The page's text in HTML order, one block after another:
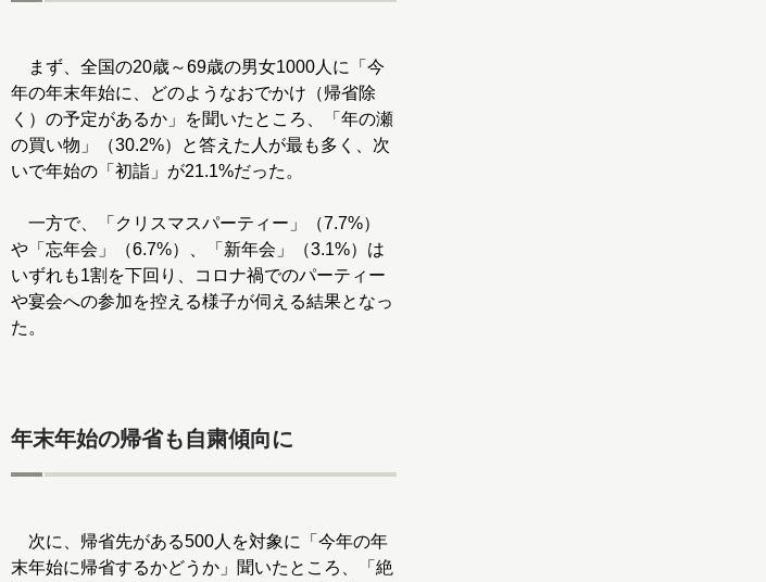
まず、全国の20歳～69歳の男女1000人に「今
年の年末年始に、どのようなおでかけ（帰省除
く）の予定があるか」を聞いたところ、「年の瀬
の買い物」（30.2%）と答えた人が最も多く、次
いで年始の「初詣」が21.1%だった。
一方で、「クリスマスパーティー」（7.7%）
や「忘年会」（6.7%）、「新年会」（3.1%）は
いずれも1割を下回り、コロナ禍でのパーティー
や宴会への参加を控える様子が伺える結果となっ
た。
年末年始の帰省も自粛傾向に
次に、帰省先がある500人を対象に「今年の年
末年始に帰省するかどうか」聞いたところ、「絶